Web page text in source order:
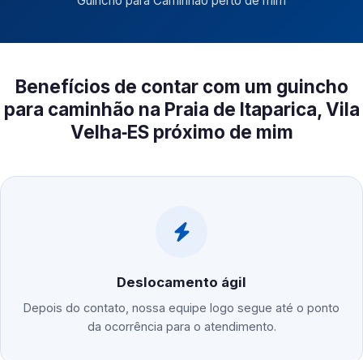
Benefícios de contar com um guincho
para caminhão na Praia de Itaparica, Vila
Velha‑ES próximo de mim
Deslocamento ágil
Depois do contato, nossa equipe logo segue até o ponto
da ocorrência para o atendimento.